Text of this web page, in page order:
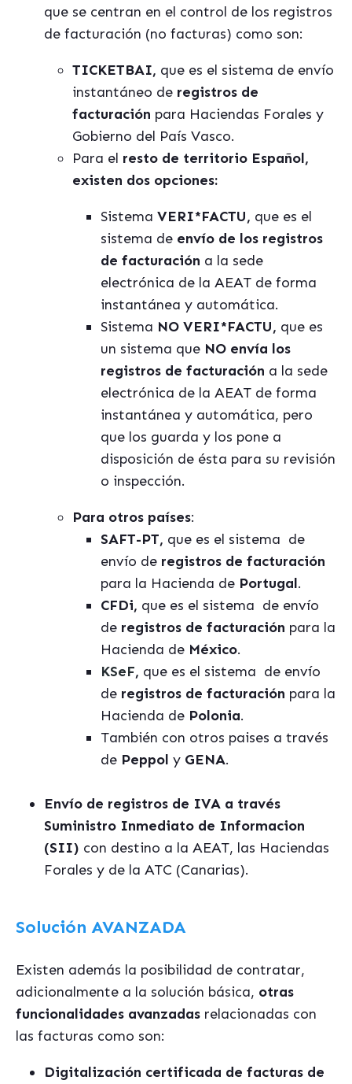
que se centran en el control de los registros
de facturación (no facturas) como son:
TICKETBAI, que es el sistema de envío
instantáneo de registros de
facturación para Haciendas Forales y
Gobierno del País Vasco.
Para el resto de territorio Español,
existen dos opciones:
Sistema VERI*FACTU, que es el
sistema de envío de los registros
de facturación a la sede
electrónica de la AEAT de forma
instantánea y automática.
Sistema NO VERI*FACTU, que es
un sistema que NO envía los
registros de facturación a la sede
electrónica de la AEAT de forma
instantánea y automática, pero
que los guarda y los pone a
disposición de ésta para su revisión
o inspección.
Para otros países:
SAFT-PT, que es el sistema de
envío de registros de facturación
para la Hacienda de Portugal.
CFDi, que es el sistema de envío
de registros de facturación para la
Hacienda de México.
KSeF, que es el sistema de envío
de registros de facturación para la
Hacienda de Polonia.
También con otros paises a través
de Peppol y GENA.
Envío de registros de IVA a través
Suministro Inmediato de Informacion
(SII) con destino a la AEAT, las Haciendas
Forales y de la ATC (Canarias).
Solución AVANZADA
Existen además la posibilidad de contratar,
adicionalmente a la solución básica, otras
funcionalidades avanzadas relacionadas con
las facturas como son:
Digitalización certificada de facturas de